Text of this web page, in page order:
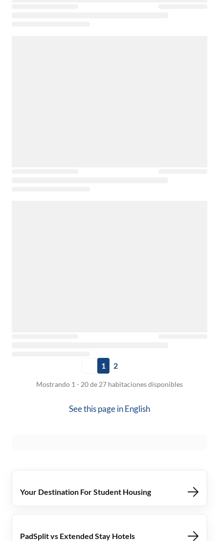
1 2
Mostrando 1 - 20 de 27 habitaciones disponibles
See this page inEnglish
Your Destination For Student Housing
PadSplit vs Extended Stay Hotels